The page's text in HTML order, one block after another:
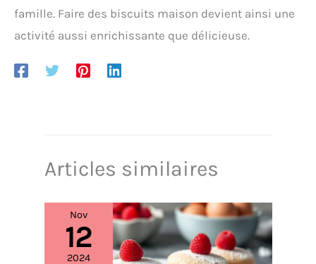
famille. Faire des biscuits maison devient ainsi une
activité aussi enrichissante que délicieuse.
Articles similaires
Nov
12
2024